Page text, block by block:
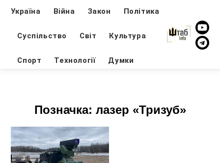
Україна Війна Закон Політика
Суспільство Світ Культура
Спорт Технології Думки
Позначка: лазер «Тризуб»